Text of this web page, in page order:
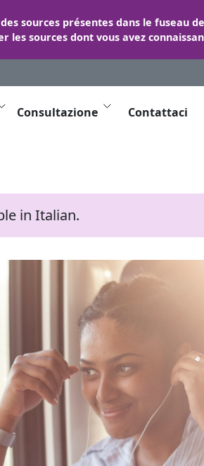
sources présentes dans le fuseau
les sources dont vous avez
Consultazione Contattaci
in Italian.